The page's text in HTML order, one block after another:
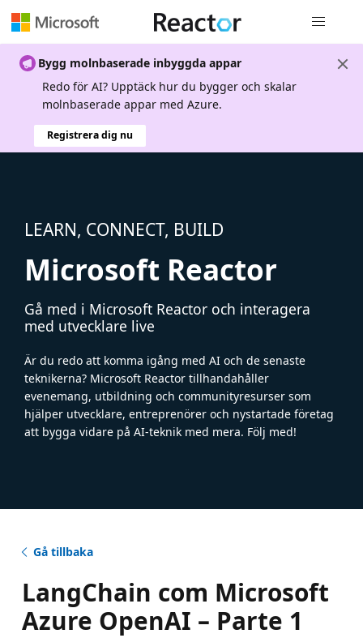
Bygg molnbaserade inbyggda appar
Redo för AI? Upptäck hur du bygger och skalar
molnbaserade appar med Azure.
Registrera dig nu
LEARN, CONNECT, BUILD
Microsoft Reactor
Gå med i Microsoft Reactor och interagera
med utvecklare live
Är du redo att komma igång med AI och de senaste
teknikerna? Microsoft Reactor tillhandahåller
evenemang, utbildning och communityresurser som
hjälper utvecklare, entreprenörer och nystartade företag
att bygga vidare på AI-teknik med mera. Följ med!
Gå tillbaka
LangChain com Microsoft
Azure OpenAI – Parte 1